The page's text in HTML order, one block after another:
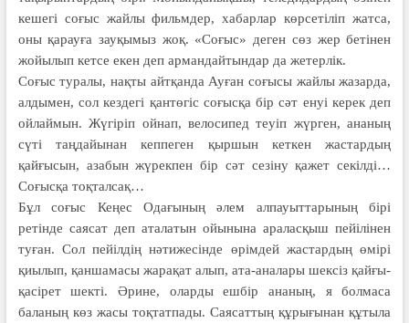
кешегі соғыс жайлы фильмдер, хабарлар көрсетіліп жатса,
оны қарауға зауқымыз жоқ. «Соғыс» деген сөз жер бетінен
жойылып кетсе екен деп армандайтындар да жетерлік.
Соғыс туралы, нақты айтқанда Ауған соғысы жайлы жазарда,
алдымен, сол кездегі қантөгіс соғысқа бір сәт енуі керек деп
ойлаймын. Жүгіріп ойнап, велосипед теуіп жүрген, ананың
сүті таңдайынан кеппеген қыршын кеткен жастардың
қайғысын, азабын жүрекпен бір сәт сезіну қажет секілді…
Соғысқа тоқталсақ…
Бұл соғыс Кеңес Одағының әлем алпауыттарының бірі
ретінде саясат деп аталатын ойынына араласқыш пейілінен
туған. Сол пейілдің нәтижесінде өрімдей жастардың өмірі
қиылып, қаншамасы жарақат алып, ата-аналары шексіз қайғы-
қасірет шекті. Әрине, оларды ешбір ананың, я болмаса
баланың көз жасы тоқтатпады. Саясаттың құрығынан құтыла